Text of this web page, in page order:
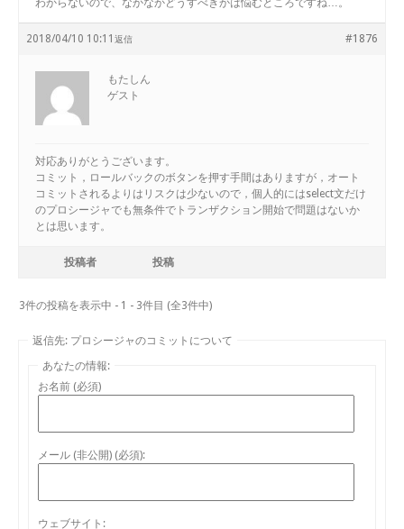
2018/04/10 10:11 #1876
返信
もたしん
ゲスト
対応ありがとうございます。
コミット，ロールバックのボタンを押す手間はありますが，オート
コミットされるよりはリスクは少ないので，個人的にはselect文だけ
のプロシージャでも無条件でトランザクション開始で問題はないか
とは思います。
投稿者 投稿
3件の投稿を表示中 - 1 - 3件目 (全3件中)
返信先: プロシージャのコミットについて
あなたの情報:
お名前 (必須)
メール (非公開) (必須):
ウェブサイト: